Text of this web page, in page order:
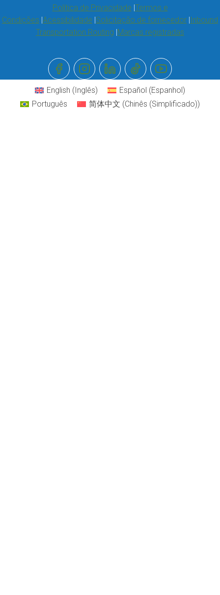
Política de Privacidade Termos e
Condições Acessibilidade Solicitação de fornecedor Inbound
Transportation Routing Marcas registradas
English (Inglês) Español (Espanhol)
Português
简体中文 (Chinês (Simplificado))